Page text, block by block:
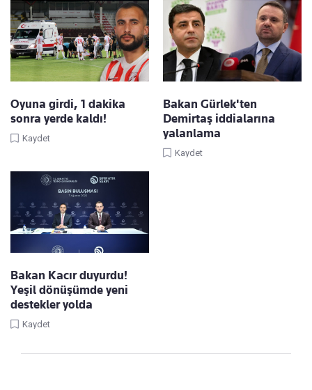
Oyuna girdi, 1 dakika
sonra yerde kaldı!
Kaydet
Bakan Gürlek'ten
Demirtaş iddialarına
yalanlama
Kaydet
Bakan Kacır duyurdu!
Yeşil dönüşümde yeni
destekler yolda
Kaydet